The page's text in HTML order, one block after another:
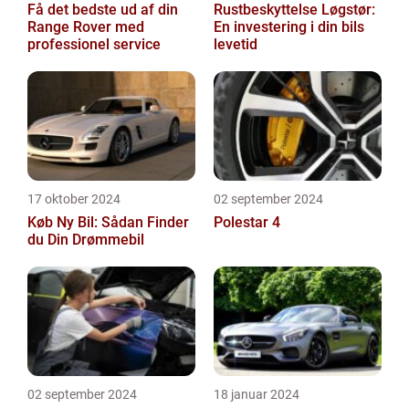
Få det bedste ud af din
Range Rover med
professionel service
Rustbeskyttelse Løgstør:
En investering i din bils
levetid
17 oktober 2024
Køb Ny Bil: Sådan Finder
du Din Drømmebil
02 september 2024
Polestar 4
02 september 2024 18 januar 2024